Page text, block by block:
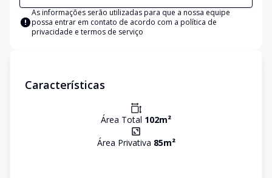
As informações serão utilizadas para que a nossa equipe
possa entrar em contato de acordo com a política de
privacidade e termos de serviço
Características
Área Total 102m²
Área Privativa 85m²